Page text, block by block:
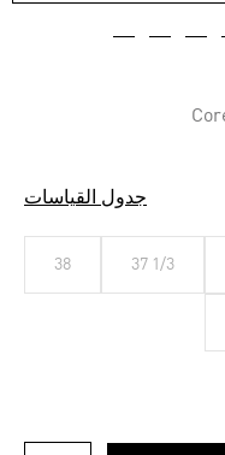
جدول القياسات
37 1/3
38